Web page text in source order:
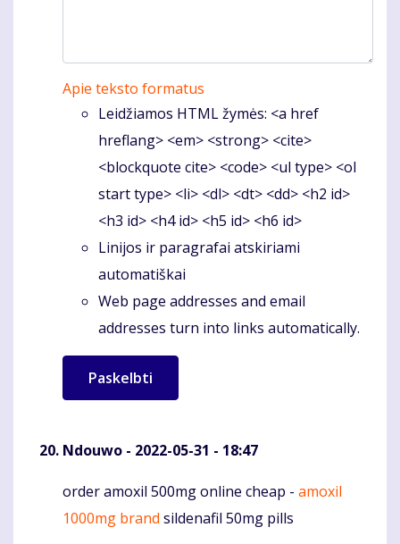
Apie teksto formatus
Leidžiamos HTML žymės: <a href
hreflang> <em> <strong> <cite>
<blockquote cite> <code> <ul type> <ol
start type> <li> <dl> <dt> <dd> <h2 id>
<h3 id> <h4 id> <h5 id> <h6 id>
Linijos ir paragrafai atskiriami
automatiškai
Web page addresses and email
addresses turn into links automatically.
Ndouwo - 2022-05-31 - 18:47
Komentaras
order amoxil 500mg online cheap - amoxil
1000mg brand sildenafil 50mg pills